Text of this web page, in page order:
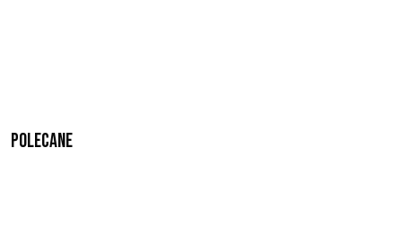
Polecane